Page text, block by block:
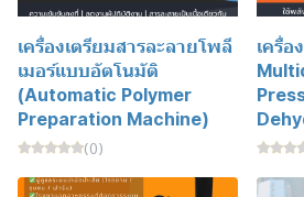
เครื่องเตรียมสารละลายโพลี
เมอร์แบบอัตโนมัติ
(Automatic Polymer
Preparation Machine)
(0)
เครื่อ